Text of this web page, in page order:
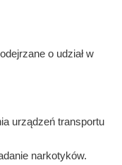
o udział w
urządzeń transportu
narkotyków.